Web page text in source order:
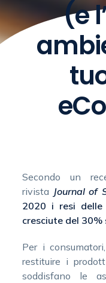
(e
Secondo un
rivista Journal of
2020 i resi delle
cresciute del 30%
Per i
restituire i
soddisfano le